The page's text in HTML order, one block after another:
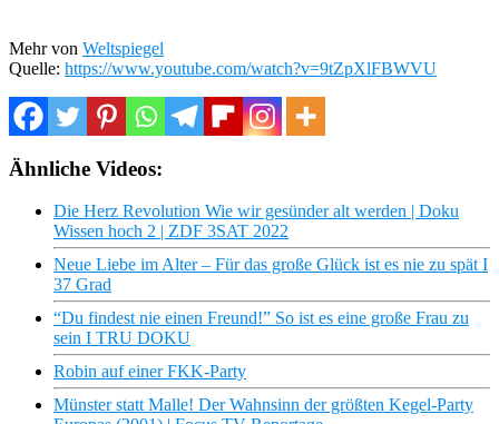
Mehr von Weltspiegel
Quelle: https://www.youtube.com/watch?v=9tZpXlFBWVU
Ähnliche Videos:
Die Herz Revolution Wie wir gesünder alt werden | Doku
Wissen hoch 2 | ZDF 3SAT 2022
Neue Liebe im Alter – Für das große Glück ist es nie zu spät I
37 Grad
“Du findest nie einen Freund!” So ist es eine große Frau zu
sein I TRU DOKU
Robin auf einer FKK-Party
Münster statt Malle! Der Wahnsinn der größten Kegel-Party